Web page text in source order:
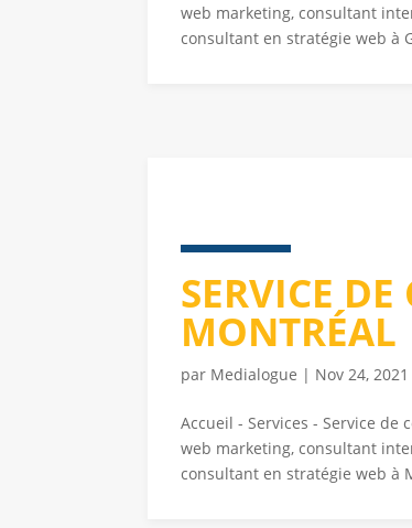
web marketing, consultant
consultant en stratégie web à
SERVICE
MONTRÉAL
par Medialogue | Nov 24, 2021
Accueil - Services - Service
web marketing, consultant
consultant en stratégie web à